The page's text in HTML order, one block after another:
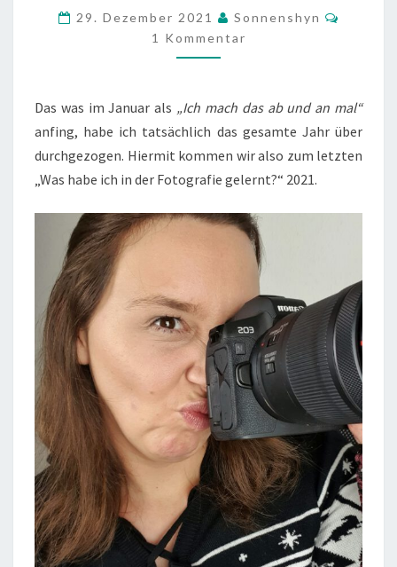
DER
FOTOGRAFIE
GELERNT?
29. Dezember 2021 Sonnenshyn
1 Kommentar
Das was im Januar als „Ich mach das ab und an mal“
anfing, habe ich tatsächlich das gesamte Jahr über
durchgezogen. Hiermit kommen wir also zum letzten
„Was habe ich in der Fotografie gelernt?“ 2021.